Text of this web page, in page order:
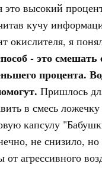
это высокий
кучу
окислителя, я
- это смешать
процента.
Пришлось
в смесь ложечку
капсулу
не снизило,
агрессивного